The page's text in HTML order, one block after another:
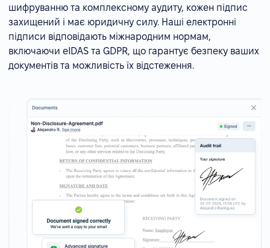
шифруванню та комплексному аудиту, кожен підпис
захищений і має юридичну силу. Наші електронні
підписи відповідають міжнародним нормам,
включаючи eIDAS та GDPR, що гарантує безпеку ваших
документів та можливість їх відстеження.